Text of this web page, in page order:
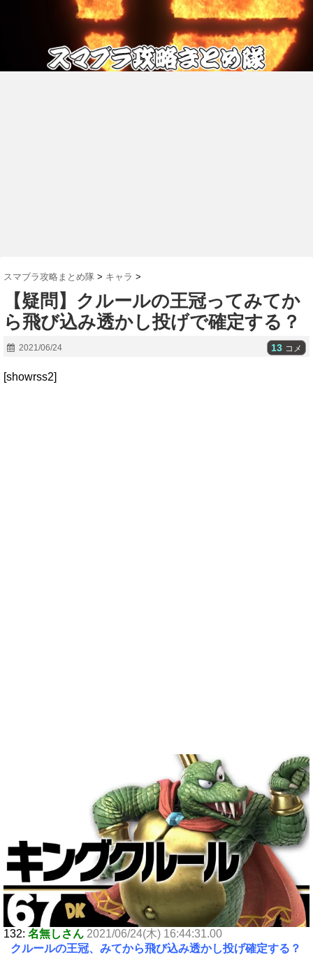
スマブラ攻略まとめ隊 > キャラ >
【疑問】クルールの王冠ってみてか
ら飛び込み透かし投げで確定する？
2021/06/24 13 コメ
[showrss2]
132: 名無しさん 2021/06/24(木) 16:44:31.00
クルールの王冠、みてから飛び込み透かし投げ確定する？